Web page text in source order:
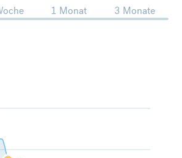
1 Monat 3 Monate